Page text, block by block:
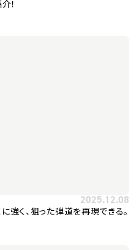
！
2025.12.08
強く、狙った弾道を再現できる。